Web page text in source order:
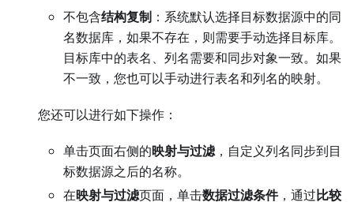
不包含结构复制 ：系统默认选择目标数据源中的同
名数据库，如果不存在，则需要手动选择目标库。
目标库中的表名、列名需要和同步对象一致。如果
不一致，您也可以手动进行表名和列名的映射。
您还可以进行如下操作：
单击页面右侧的映射与过滤，自定义列名同步到目
标数据源之后的名称。
在映射与过滤页面，单击数据过滤条件，通过比较